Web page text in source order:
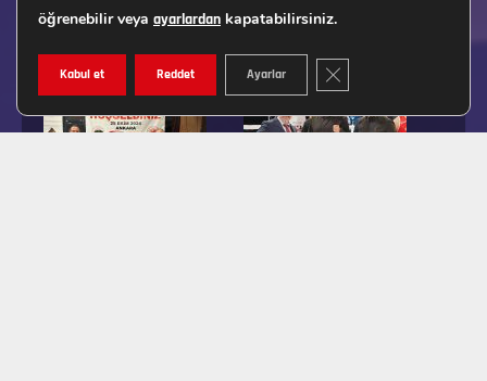
öğrenebilir veya ayarlardan kapatabilirsiniz.
Kabul et Reddet Ayarlar GDPR ÇEREZ ŞERIDINI